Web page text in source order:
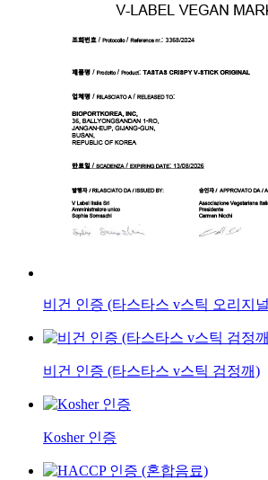
비건 인증 (타스타스 v스틱 오리지
비건 인증 (타스타스 v스틱 검정깨)
Kosher 인증